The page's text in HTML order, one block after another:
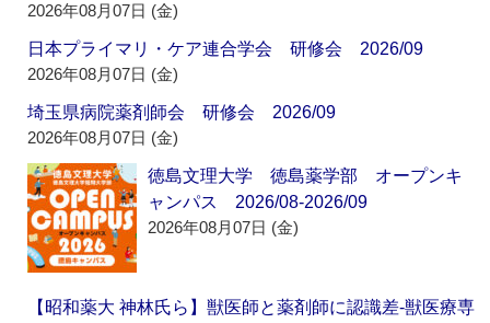
2026年08月07日 (金)
日本プライマリ・ケア連合学会 研修会 2026/09
2026年08月07日 (金)
埼玉県病院薬剤師会 研修会 2026/09
2026年08月07日 (金)
徳島文理大学 徳島薬学部 オープンキ
ャンパス 2026/08-2026/09
2026年08月07日 (金)
【昭和薬大 神林氏ら】獣医師と薬剤師に認識差‐獣医療専